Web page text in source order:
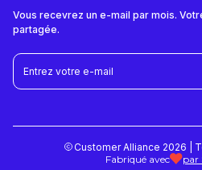
Vous recevrez un e-mail par mois.
partagée.
Customer Alliance 2026 |
Fabriqué avec
par